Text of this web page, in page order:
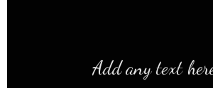
Add any text